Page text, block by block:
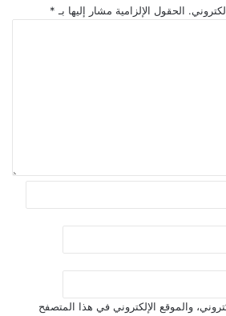
الحقول الإلزامية مشار إليها بـ *
والموقع الإلكتروني في هذا المتصفح